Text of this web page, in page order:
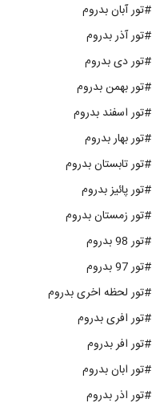
#تور آبان بدروم
#تور آذر بدروم
#تور دی بدروم
#تور بهمن بدروم
#تور اسفند بدروم
#تور بهار بدروم
#تور تابستان بدروم
#تور پائیز بدروم
#تور زمستان بدروم
#تور 98 بدروم
#تور 97 بدروم
#تور لحظه اخری بدروم
#تور افری بدروم
#تور افر بدروم
#تور ابان بدروم
#تور اذر بدروم